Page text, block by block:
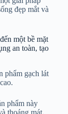
đẹp mắt và
một bề mặt
an toàn, tạo
phẩm gạch lát
phẩm này
thoáng mát,